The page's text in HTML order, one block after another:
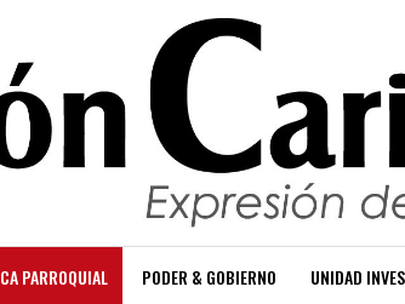
PARROQUIAL PODER & GOBIERNO UNIDAD